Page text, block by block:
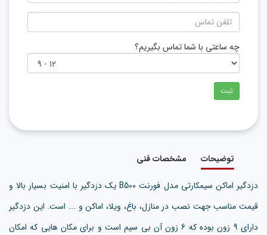
چه ساعتی با شما تماس بگیریم؟
ثبت
توضیحات مشخصات فنی
دزدگیر اماکن سیمکارتی مدل فورنت B500 یک دزدگیر با امنیت بسیار بالا و
قیمت مناسب جهت نصب در منازل، باغ، ویلا، اماکن و ... است. این دزدگیر
دارای 9 زون بوده که 6 زون آن بی سیم است و برای مکان هایی که امکان